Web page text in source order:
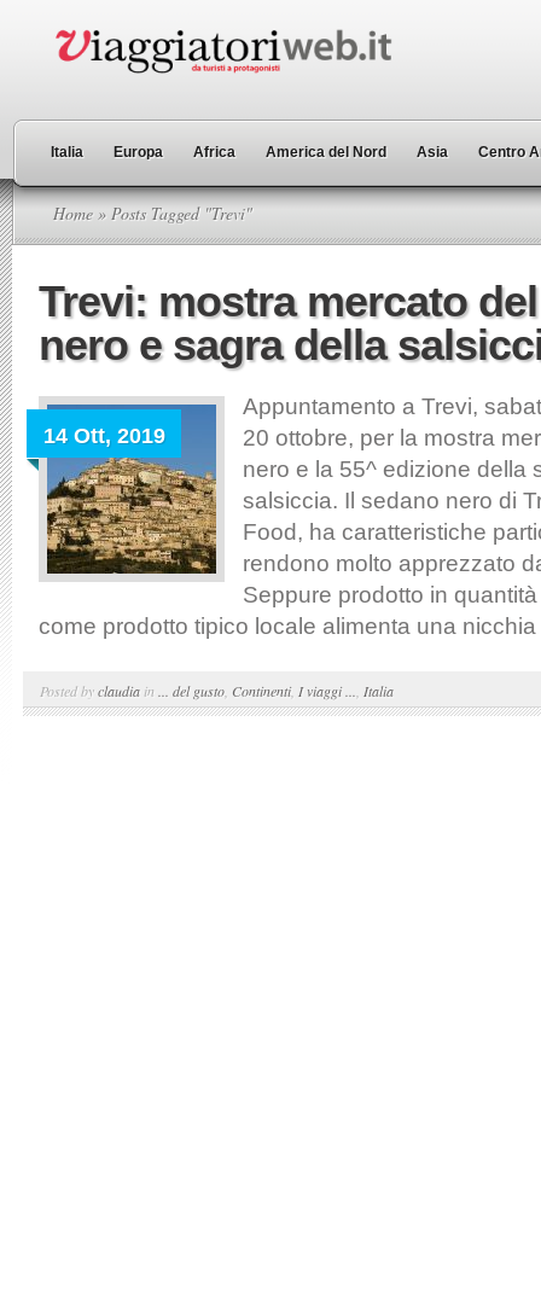
Italia Europa Africa America del Nord Asia Centro
Home » Posts Tagged "Trevi"
Trevi: mostra mercato
nero e sagra della
14 Ott, 2019
Appuntamento a Trevi,
20 ottobre, per la mostra
nero e la 55^ edizione della
salsiccia. Il sedano nero di
Food, ha caratteristiche
rendono molto apprezzato
Seppure prodotto in
come prodotto tipico locale alimenta una nicchia
Posted byclaudia in ... del gusto Continenti, I viaggi ... Italia